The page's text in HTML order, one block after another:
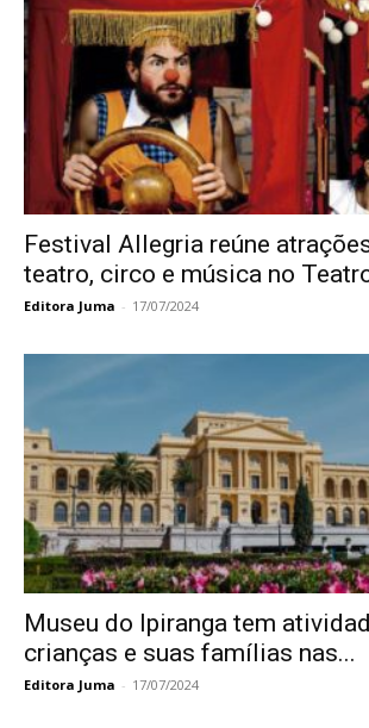
Festival Allegria reúne
teatro, circo e música no
Editora Juma - 17/07/2024
Museu do Ipiranga tem
crianças e suas famílias nas...
Editora Juma - 17/07/2024